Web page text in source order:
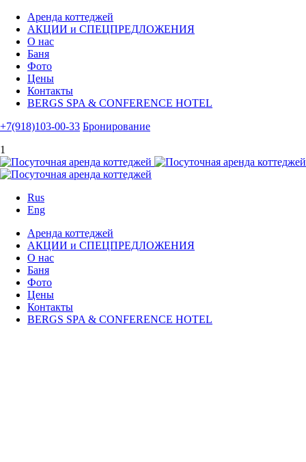
Аренда коттеджей
АКЦИИ и СПЕЦПРЕДЛОЖЕНИЯ
О нас
Баня
Фото
Цены
Контакты
BERGS SPA & CONFERENCE HOTEL
+7(918)103-00-33 Бронирование
1
Rus
Eng
Аренда коттеджей
АКЦИИ и СПЕЦПРЕДЛОЖЕНИЯ
О нас
Баня
Фото
Цены
Контакты
BERGS SPA & CONFERENCE HOTEL